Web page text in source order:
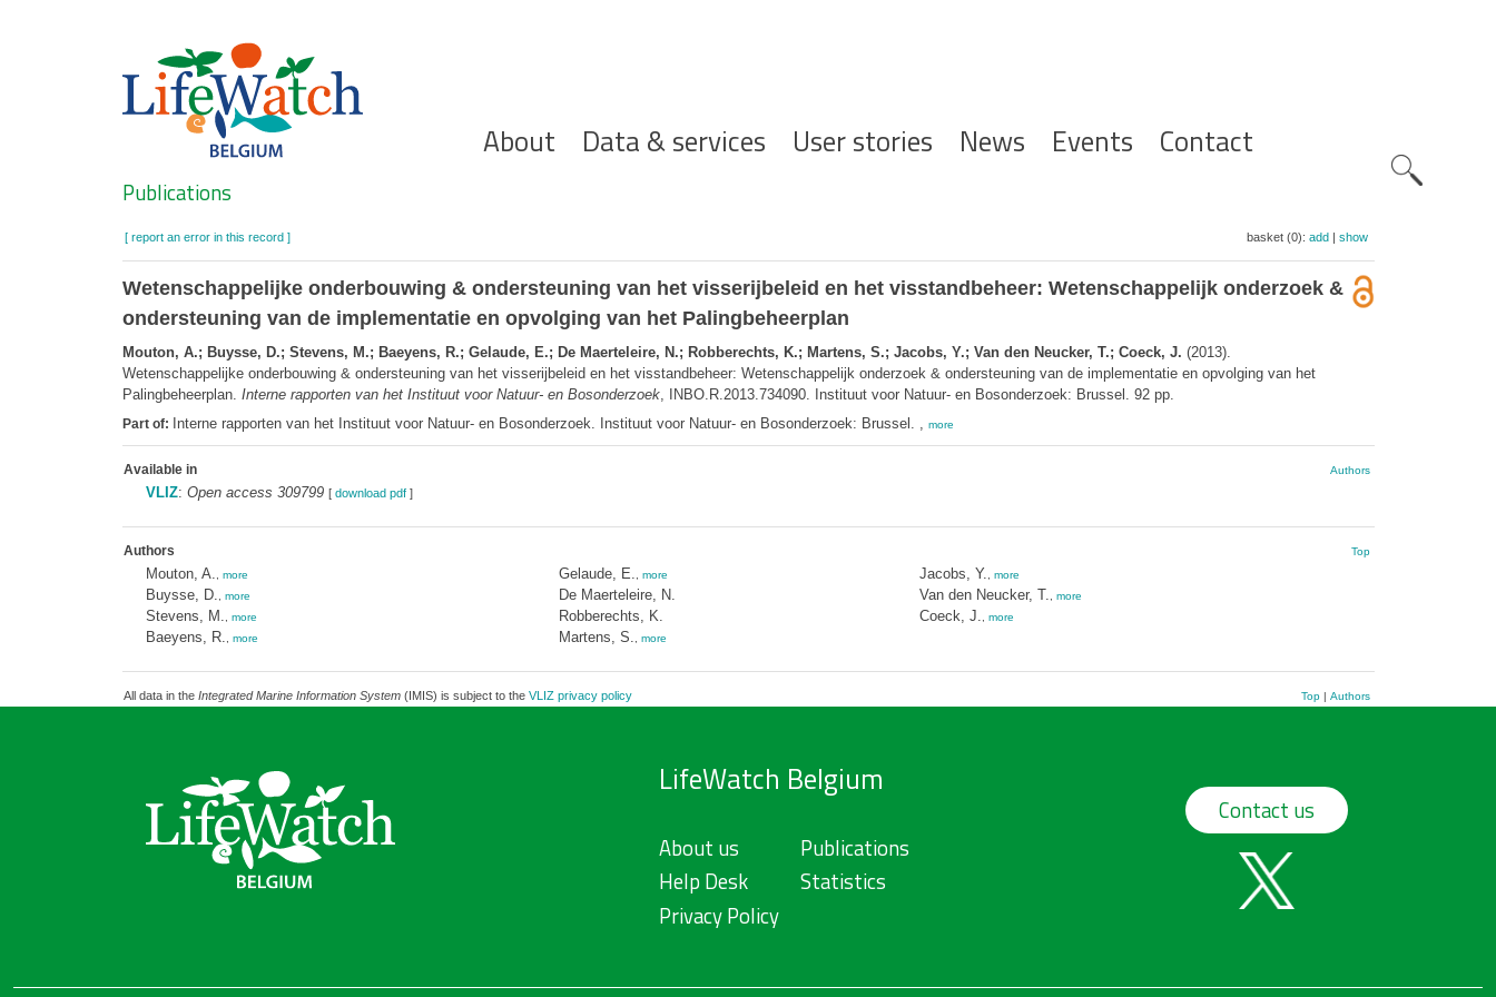
Hoofdnavigatie
About Data & services User stories News Events Contact
Search
Publications
[ report an error in this record ] basket (0): add| show
Wetenschappelijke onderbouwing & ondersteuning van het visserijbeleid en het visstandbeheer: Wetenschappelijk onderzoek &
ondersteuning van de implementatie en opvolging van het Palingbeheerplan
Mouton, A.; Buysse, D.; Stevens, M.; Baeyens, R.; Gelaude, E.; De Maerteleire, N.; Robberechts, K.; Martens, S.; Jacobs, Y.; Van den Neucker, T.; Coeck, J. (2013).
Wetenschappelijke onderbouwing & ondersteuning van het visserijbeleid en het visstandbeheer: Wetenschappelijk onderzoek & ondersteuning van de implementatie en opvolging van het
Palingbeheerplan. Interne rapporten van het Instituut voor Natuur- en Bosonderzoek, INBO.R.2013.734090. Instituut voor Natuur- en Bosonderzoek: Brussel. 92 pp.
Part of: Interne rapporten van het Instituut voor Natuur- en Bosonderzoek. Instituut voor Natuur- en Bosonderzoek: Brussel. , more
Available in Authors
VLIZ: Open access 309799 [ download pdf]
Authors Top
Mouton, A. more
Buysse, D. more
Stevens, M. more
Baeyens, R. more
Gelaude, E. more
De Maerteleire, N.
Robberechts, K.
Martens, S.
more
Jacobs, Y. more
Van den Neucker, T. more
Coeck, J. more
All data in the Integrated Marine Information System(IMIS) is subject to the VLIZ privacy policy Top| Authors
LifeWatch Belgium
About us
Help Desk
Privacy Policy
Publications
Statistics
Contact us